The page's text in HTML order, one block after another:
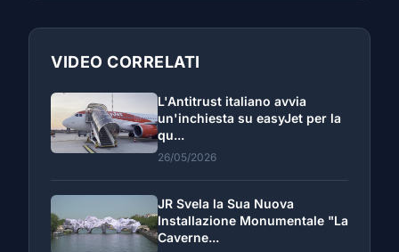
VIDEO CORRELATI
L'Antitrust italiano avvia
un'inchiesta su easyJet per la
qu...
26/05/2026
JR Svela la Sua Nuova
Installazione Monumentale "La
Caverne...